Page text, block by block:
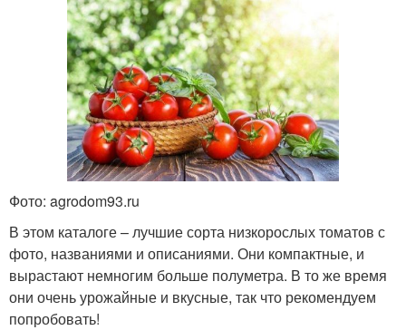
Фото: agrodom93.ru
В этом каталоге – лучшие сорта низкорослых томатов с
фото, названиями и описаниями. Они компактные, и
вырастают немногим больше полуметра. В то же время
они очень урожайные и вкусные, так что рекомендуем
попробовать!